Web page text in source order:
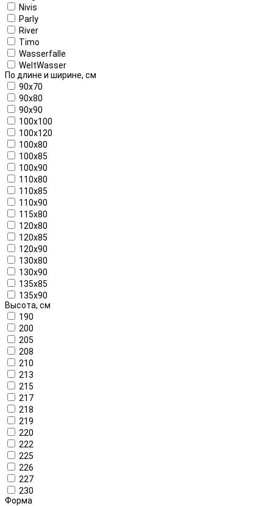
Nivis
Parly
River
Timo
Wasserfalle
WeltWasser
По длине и ширине, см
90x70
90x80
90x90
100x100
100x120
100x80
100x85
100x90
110x80
110x85
110x90
115x80
120x80
120x85
120x90
130x80
130x90
135x85
135x90
Высота, см
190
200
205
208
210
213
215
217
218
219
220
222
225
226
227
230
Форма